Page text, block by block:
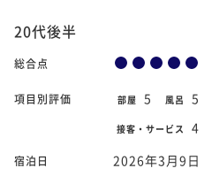
20代後半
総合点
項目別評価 部屋 5 風呂 5
接客・サービス 4
宿泊日 2026年3月9日